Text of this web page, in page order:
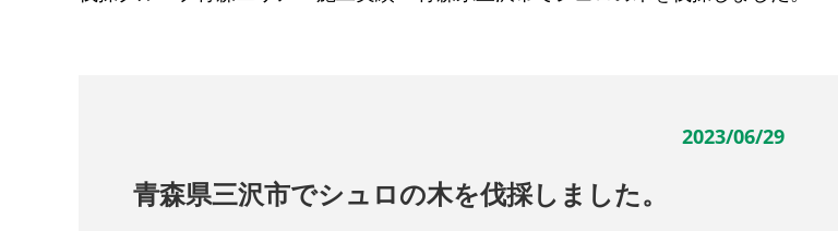
2023/06/29
青森県三沢市でシュロの木を伐採しました。